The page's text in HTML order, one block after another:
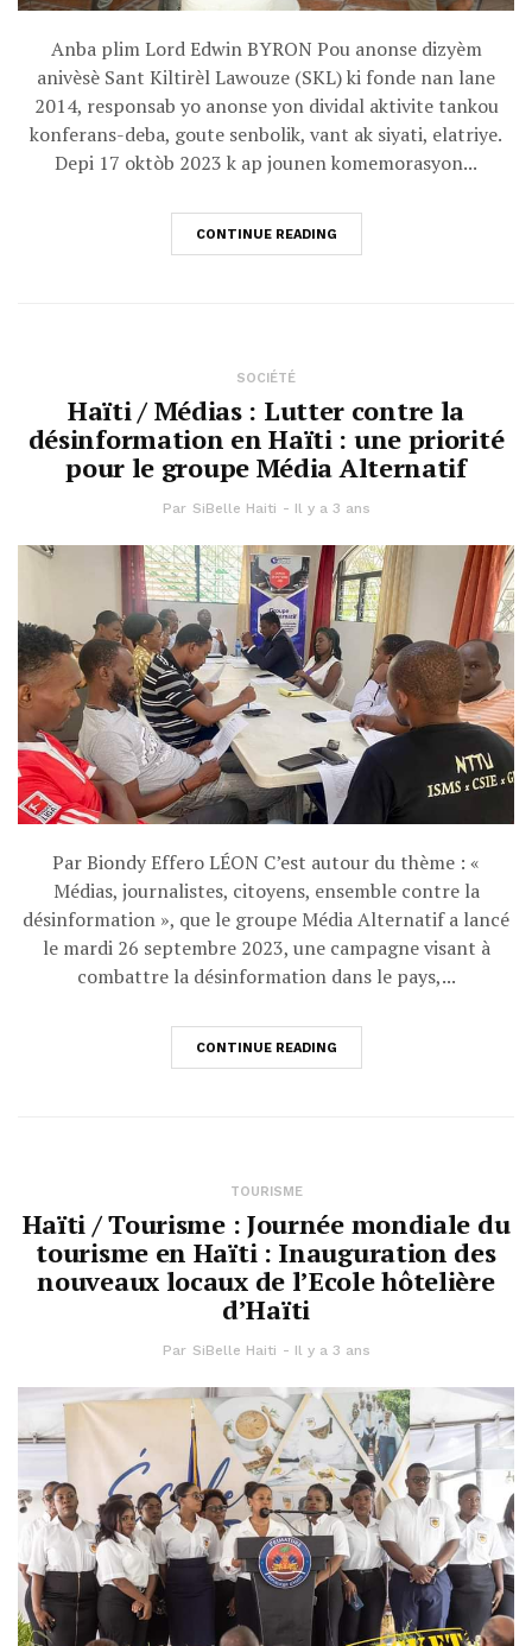
Anba plim Lord Edwin BYRON Pou anonse dizyèm
anivèsè Sant Kiltirèl Lawouze (SKL) ki fonde nan lane
2014, responsab yo anonse yon dividal aktivite tankou
konferans-deba, goute senbolik, vant ak siyati, elatriye.
Depi 17 oktòb 2023 k ap jounen komemorasyon...
CONTINUE READING
SOCIÉTÉ
Haïti / Médias : Lutter contre la
désinformation en Haïti : une priorité
pour le groupe Média Alternatif
Par SiBelle Haiti Il y a 3 ans
Par Biondy Effero LÉON C’est autour du thème : «
Médias, journalistes, citoyens, ensemble contre la
désinformation », que le groupe Média Alternatif a lancé
le mardi 26 septembre 2023, une campagne visant à
combattre la désinformation dans le pays,...
CONTINUE READING
TOURISME
Haïti / Tourisme : Journée mondiale du
tourisme en Haïti : Inauguration des
nouveaux locaux de l’Ecole hôtelière
d’Haïti
Par SiBelle Haiti Il y a 3 ans